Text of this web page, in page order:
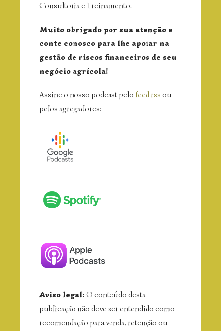
Consultoria e Treinamento.
Muito obrigado por sua atenção e
conte conosco para lhe apoiar na
gestão de riscos financeiros de seu
negócio agrícola!
Assine o nosso podcast pelo feed rss ou
pelos agregadores:
Aviso legal: O conteúdo desta
publicação não deve ser entendido como
recomendação para venda, retenção ou